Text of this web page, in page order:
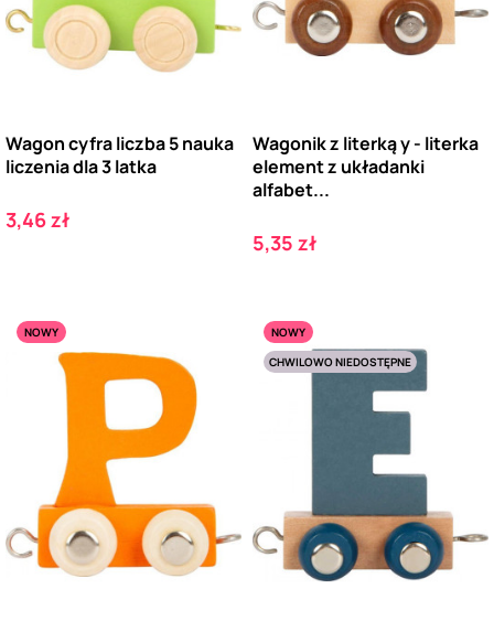
Wagon cyfra liczba 5 nauka
liczenia dla 3 latka
Cena
3,46 zł
Wagonik z literką y - literka
element z układanki
alfabet...
Cena
5,35 zł
NOWY
NOWY
CHWILOWO NIEDOSTĘPNE